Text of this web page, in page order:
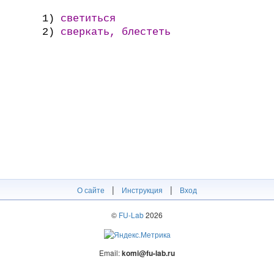
1)
светиться
2)
сверкать, блестеть
О сайте | Инструкция | Вход
© FU-Lab2026
Email:komi@fu-lab.ru